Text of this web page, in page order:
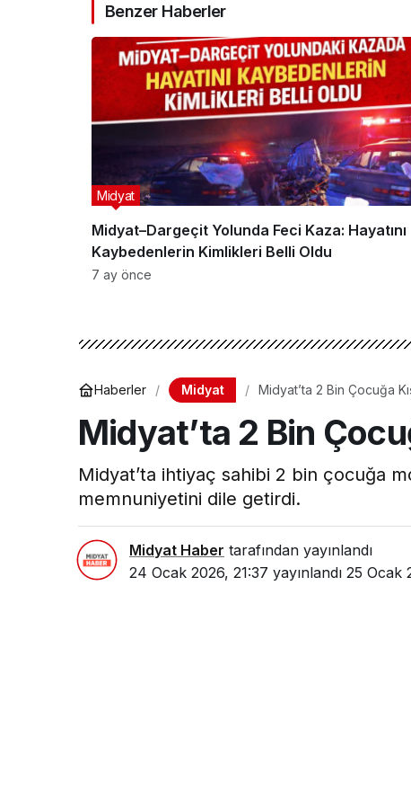
Benzer Haberler
Midyat–Dargeçit Yolunda Feci Kaza: Hayatını
Kaybedenlerin Kimlikleri Belli Oldu
Midyat
7 ay önce
Haberler Midyat Midyat’ta 2 Bin Çocuğa
Midyat’ta 2 Bin
Midyat’ta ihtiyaç sahibi 2 bin çocuğa
memnuniyetini dile getirdi.
Midyat Haber tarafından yayınlandı
24 Ocak 2026, 21:37 yayınlandı 25 Ocak